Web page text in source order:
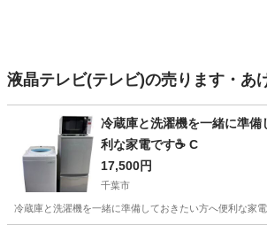
液晶テレビ(テレビ)の売ります・あ
冷蔵庫と洗濯機を一緒に準備
利な家電です☕ C
17,500円
千葉市
冷蔵庫と洗濯機を一緒に準備しておきたい方へ便利な家